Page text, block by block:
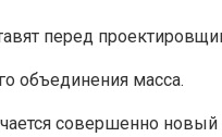
перед
объединения масса.
совершенно